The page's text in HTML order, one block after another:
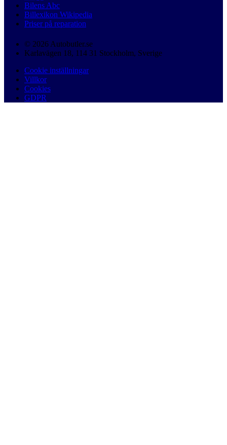
Bilens Abc
Billexikon Wikipedia
Priser på reparation
© 2026 Autobutler.se
Karlavägen 18, 114 31 Stockholm, Sverige
Cookie inställningar
Villkor
Cookies
GDPR